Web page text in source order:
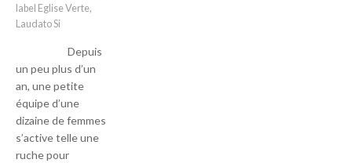
label Eglise Verte,
Laudato Si
Depuis
un peu plus d’un
an, une petite
équipe d’une
dizaine de femmes
s’active telle une
ruche pour